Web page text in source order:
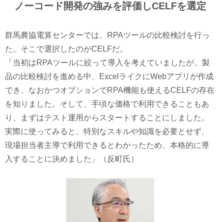
ノーコード開発の強みを評価しCELFを選定
群馬農協電算センターでは、RPAツールの比較検討を行っ
た。そこで選択したのがCELFだ。
「当初はRPAツールに絞って導入を考えていましたが、製
品の比較検討を進める中、ExcelライクにWebアプリが作成
でき、なおかつオプションでRPA機能も使えるCELFの存在
を知りました。そして、手頃な価格で利用できることもあ
り、まずはテスト運用からスタートすることにしました。
実際に使ってみると、特別なスキルや知識を必要とせず、
現場担当者主導で利用できるとわかったため、本格的に導
入することに決めました」（反町氏）